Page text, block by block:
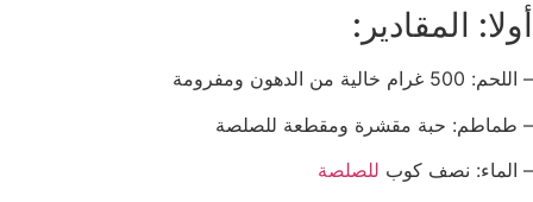
أولا: المقادير:
– اللحم: 500 غرام خالية من الدهون ومفرومة
– طماطم: حبة مقشرة ومقطعة للصلصة
– الماء: نصف كوب للصلصة